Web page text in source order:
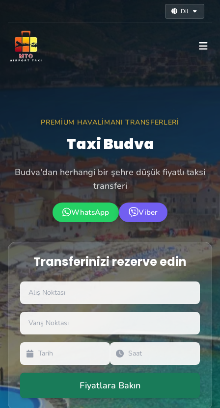
Dil
PREMIUM HAVALIMANI TRANSFERLERI
Taxi Budva
Budva'dan herhangi bir şehre düşük fiyatlı taksi
transferi
WhatsApp Viber
Transferinizi rezerve edin